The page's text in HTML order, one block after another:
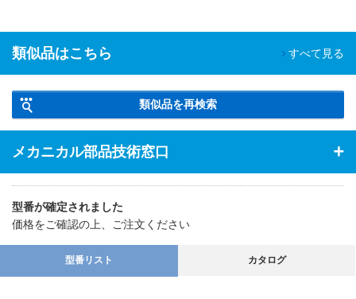
類似品はこちら すべて見る
類似品を再検索
メカニカル部品技術窓口
型番が確定されました
価格をご確認の上、ご注文ください
型番リスト カタログ